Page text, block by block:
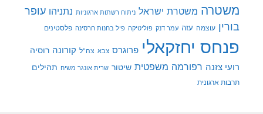
משטרה משטרת ישראל ניתוח רשתות ארגוניות נתניהו עופר
בורין עוצמה עזה עמר דנק פוליטיקה פיל בחנות חרסינה פלסטינים
פנחס יחזקאלי פרוגרס צבא צה"ל קורונה רוסיה
רועי צזנה רפורמה משפטית שיטור שרית אונגר משיח תהילים
תרבות ארגונית